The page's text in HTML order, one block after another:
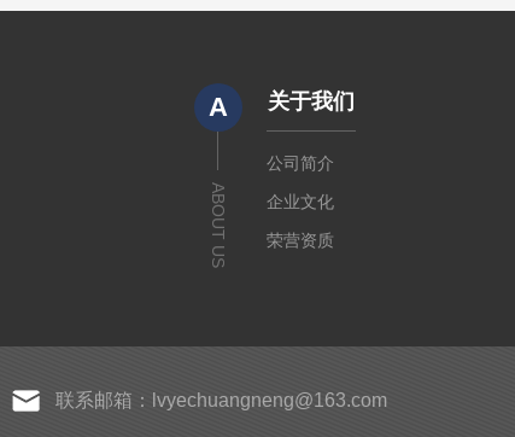
A
ABOUT US
关于我们
公司简介
企业文化
荣营资质
联系邮箱：lvyechuangneng@163.com